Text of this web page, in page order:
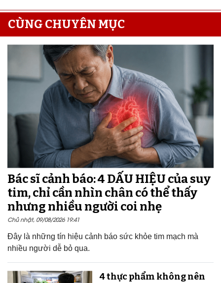
CÙNG CHUYÊN MỤC
Bác sĩ cảnh báo: 4 DẤU HIỆU của suy
tim, chỉ cần nhìn chân có thể thấy
nhưng nhiều người coi nhẹ
Chủ nhật, 09/08/2026 19:41
Đây là những tín hiệu cảnh báo sức khỏe tim mạch mà
nhiều người dễ bỏ qua.
4 thực phẩm không nên